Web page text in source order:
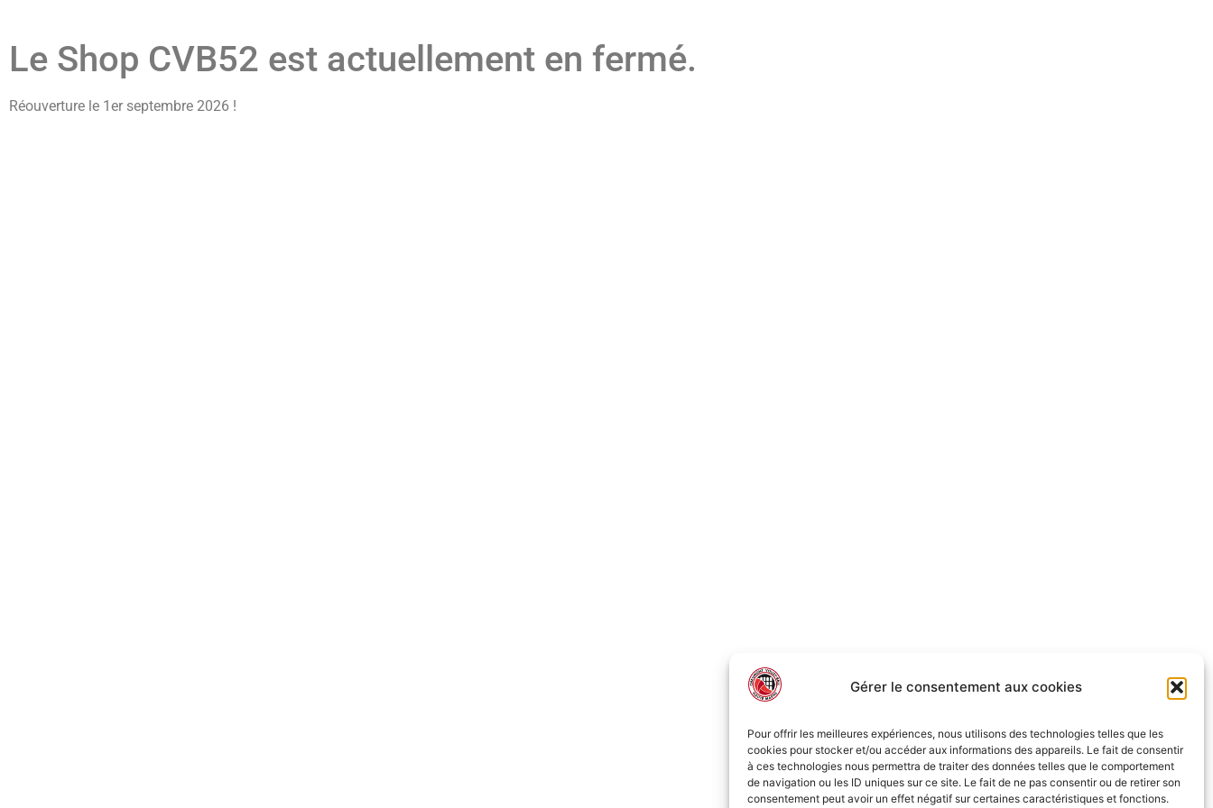
Gérer le consentement aux cookies
Pour offrir les meilleures expériences, nous utilisons des technologies telles que les
cookies pour stocker et/ou accéder aux informations des appareils. Le fait de consentir
à ces technologies nous permettra de traiter des données telles que le comportement
de navigation ou les ID uniques sur ce site. Le fait de ne pas consentir ou de retirer son
consentement peut avoir un effet négatif sur certaines caractéristiques et fonctions.
Le Shop CVB52 est actuellement en fermé.
Réouverture le 1er septembre 2026 !